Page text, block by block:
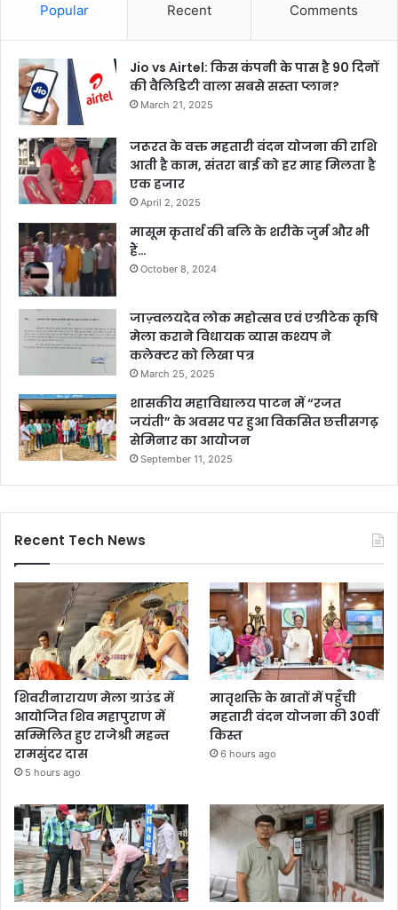
Popular Recent Comments
Jio vs Airtel: किस कंपनी के पास है 90 दिनों
की वैलिडिटी वाला सबसे सस्ता प्लान?
March 21, 2025
जरूरत के वक्त महतारी वंदन योजना की राशि
आती है काम, संतरा बाई को हर माह मिलता है
एक हजार
April 2, 2025
मासूम कृतार्थ की बलि के शरीके जुर्म और भी
हैं…
October 8, 2024
जाज़्वलयदेव लोक महोत्सव एवं एग्रीटेक कृषि
मेला कराने विधायक व्यास कश्यप ने
कलेक्टर को लिखा पत्र
March 25, 2025
शासकीय महाविद्यालय पाटन में “रजत
जयंती” के अवसर पर हुआ विकसित छत्तीसगढ़
सेमिनार का आयोजन
September 11, 2025
Recent Tech News
शिवरीनारायण मेला ग्राउंड में
आयोजित शिव महापुराण में
सम्मिलित हुए राजेश्री महन्त
रामसुंदर दास
5 hours ago
मातृशक्ति के खातों में पहुँची
महतारी वंदन योजना की 30वीं
किस्त
6 hours ago